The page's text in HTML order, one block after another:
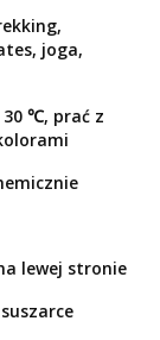
joga,
℃, prać z
lewej stronie